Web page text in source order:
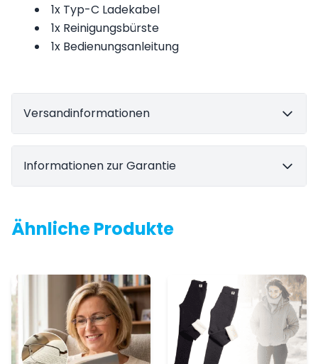
1x Typ-C Ladekabel
1x Reinigungsbürste
1x Bedienungsanleitung
Versandinformationen
Informationen zur Garantie
Ähnliche Produkte